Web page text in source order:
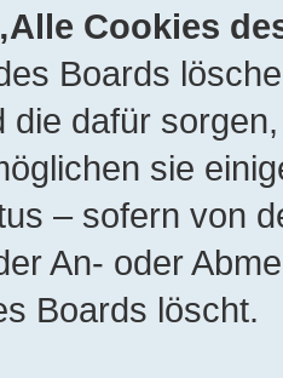
Cookies
Boards
die dafür
sie
– sofern von
An- oder
Boards löscht.